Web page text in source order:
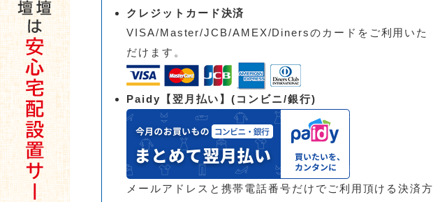
クレジットカード決済
VISA/Master/JCB/AMEX/Dinersのカードをご利用いた
だけます。
Paidy【翌月払い】(コンビニ/銀行)
メールアドレスと携帯電話番号だけでご利用頂ける決済方